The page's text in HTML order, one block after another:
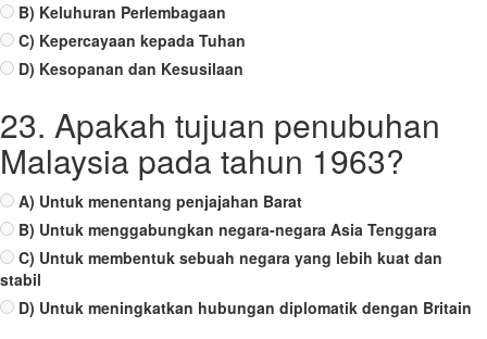
B) Keluhuran Perlembagaan
C) Kepercayaan kepada Tuhan
D) Kesopanan dan Kesusilaan
23. Apakah tujuan penubuhan
Malaysia pada tahun 1963?
A) Untuk menentang penjajahan Barat
B) Untuk menggabungkan negara-negara Asia Tenggara
C) Untuk membentuk sebuah negara yang lebih kuat dan
stabil
D) Untuk meningkatkan hubungan diplomatik dengan Britain